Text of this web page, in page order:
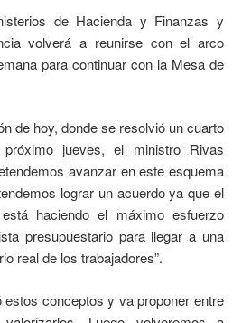
de Hacienda y Finanzas y
volverá a reunirse con el arco
para continuar con la Mesa de
de hoy, donde se resolvió un cuarto
jueves, el ministro Rivas
avanzar en este esquema
lograr un acuerdo ya que el
haciendo el máximo esfuerzo
presupuestario para llegar a una
real de los trabajadores”.
estos conceptos y va proponer entre